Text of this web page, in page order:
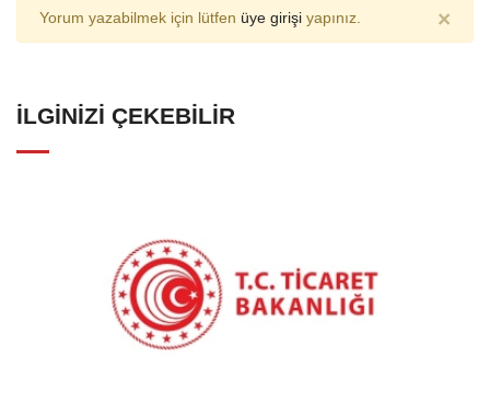
Yorum yazabilmek için lütfen üye girişi yapınız. ×
İLGINIZI ÇEKEBILIR